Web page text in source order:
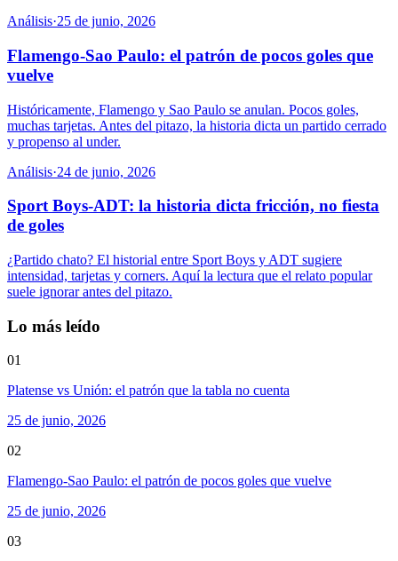
Análisis·25 de junio, 2026
Flamengo-Sao Paulo: el patrón de pocos goles que
vuelve
Históricamente, Flamengo y Sao Paulo se anulan. Pocos goles,
muchas tarjetas. Antes del pitazo, la historia dicta un partido cerrado
y propenso al under.
Análisis·24 de junio, 2026
Sport Boys-ADT: la historia dicta fricción, no fiesta
de goles
¿Partido chato? El historial entre Sport Boys y ADT sugiere
intensidad, tarjetas y corners. Aquí la lectura que el relato popular
suele ignorar antes del pitazo.
Lo más leído
01
Platense vs Unión: el patrón que la tabla no cuenta
25 de junio, 2026
02
Flamengo-Sao Paulo: el patrón de pocos goles que vuelve
25 de junio, 2026
03